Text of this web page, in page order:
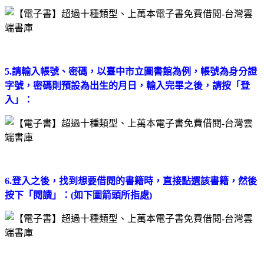
5.請輸入帳號、密碼，以臺中市立圖書館為例，帳號為身分證
字號，密碼則預設為出生的月日，輸入完畢之後，請按「登
入」：
6.登入之後，找到想要借閱的書籍時，直接點選該書籍，然後
按下「閱讀」：(如下圖箭頭所指處)